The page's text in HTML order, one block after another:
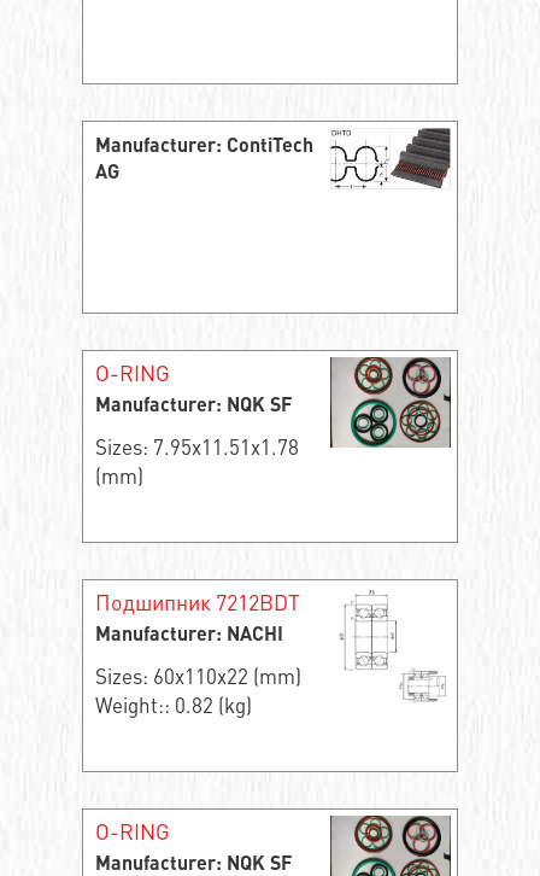
Manufacturer: ContiTech
AG
O-RING
Manufacturer: NQK SF
Sizes: 7.95x11.51x1.78
(mm)
Подшипник 7212BDT
Manufacturer: NACHI
Sizes: 60x110x22 (mm)
Weight:: 0.82 (kg)
O-RING
Manufacturer: NQK SF